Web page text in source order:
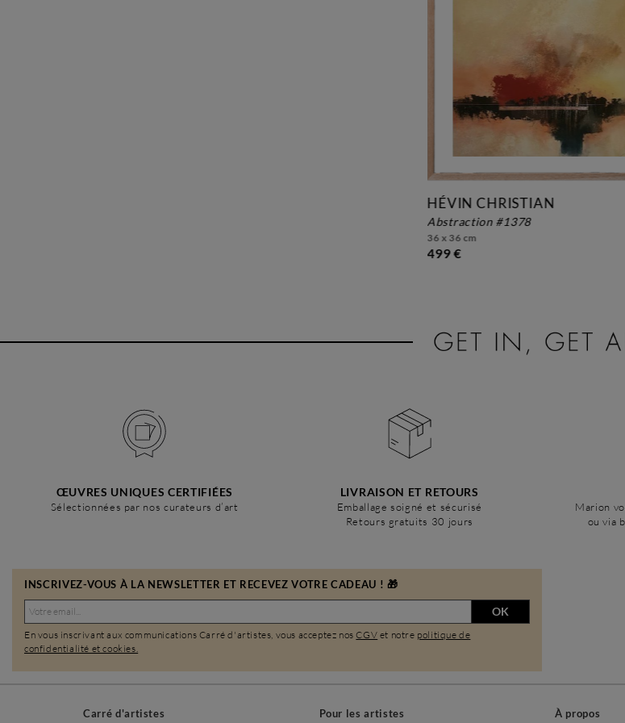
HÉVIN CHRISTIAN
abstraction #1378
36 x 36 cm
499 €
ŒUVRES UNIQUES CERTIFIÉES
Sélectionnées par nos curateurs d’art
LIVRAISON ET RETOURS
Emballage soigné et sécurisé
Retours gratuits 30 jours
Marion
ou via
INSCRIVEZ-VOUS À LA NEWSLETTER ET RECEVEZ VOTRE CADEAU ! 🎁
OK
En vous inscrivant aux communications Carré d'artistes, vous acceptez nosCGV et notre politique de
confidentialité et cookies.
Carré d'artistes Pour les artistes À propos